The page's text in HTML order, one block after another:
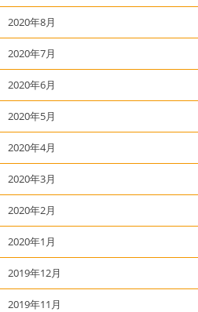
2020年8月
2020年7月
2020年6月
2020年5月
2020年4月
2020年3月
2020年2月
2020年1月
2019年12月
2019年11月